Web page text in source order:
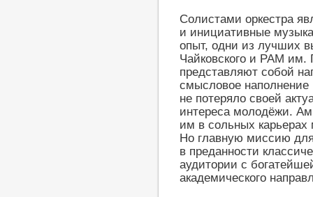
Солистами оркестра
и инициативные
опыт, одни из лучших
Чайковского и РАМ им.
представляют собой
смысловое наполнение
не потеряло своей
интереса молодёжи.
им в сольных
Но главную миссию
в преданности
аудитории с
академического